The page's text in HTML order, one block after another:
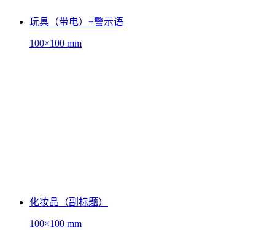
玩具（带电）+警示语
100×100 mm
化妆品（副标题）
100×100 mm